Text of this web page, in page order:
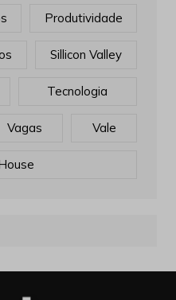
Produtividade
Sillicon Valley
Tecnologia
Vagas Vale